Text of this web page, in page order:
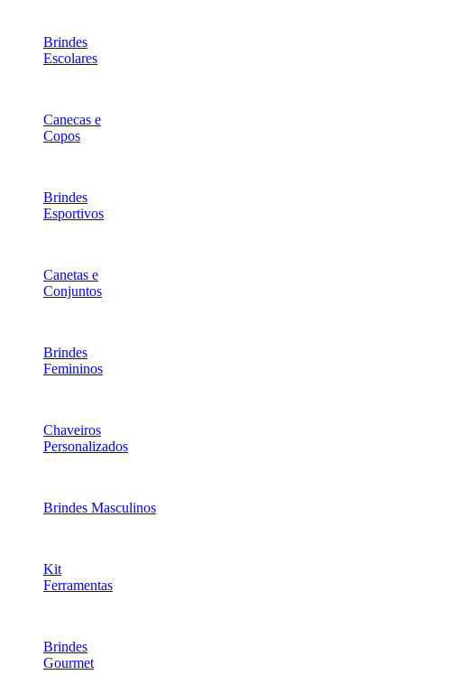
Brindes
Escolares
Canecas e
Copos
Brindes
Esportivos
Canetas e
Conjuntos
Brindes
Femininos
Chaveiros
Personalizados
Brindes Masculinos
Kit
Ferramentas
Brindes
Gourmet